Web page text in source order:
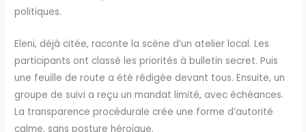
politiques.
Eleni, déjà citée, raconte la scène d’un atelier local. Les
participants ont classé les priorités à bulletin secret. Puis
une feuille de route a été rédigée devant tous. Ensuite, un
groupe de suivi a reçu un mandat limité, avec échéances.
La transparence procédurale crée une forme d’autorité
calme, sans posture héroïque.